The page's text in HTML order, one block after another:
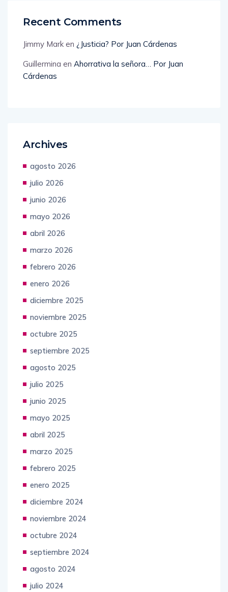
Recent Comments
Jimmy Mark en ¿Justicia? Por Juan Cárdenas
Guillermina en Ahorrativa la señora… Por Juan
Cárdenas
Archives
agosto 2026
julio 2026
junio 2026
mayo 2026
abril 2026
marzo 2026
febrero 2026
enero 2026
diciembre 2025
noviembre 2025
octubre 2025
septiembre 2025
agosto 2025
julio 2025
junio 2025
mayo 2025
abril 2025
marzo 2025
febrero 2025
enero 2025
diciembre 2024
noviembre 2024
octubre 2024
septiembre 2024
agosto 2024
julio 2024